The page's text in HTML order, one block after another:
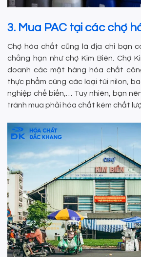
3. Mua PAC tại các chợ
Chợ hóa chất cũng là địa chỉ bạn
chẳng hạn như chợ Kim Biên. Chợ
doanh các mặt hàng hóa chất
thực phẩm cùng các loại túi nilon,
nghiệp chế biến,… Tuy nhiên, bạn
tránh mua phải hóa chất kém chất